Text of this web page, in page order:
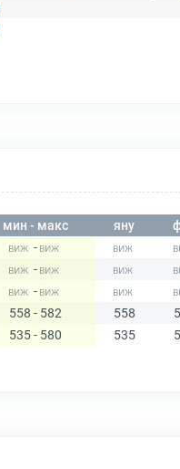
мин - макс яну
-
-
-
558 - 582 558
535 - 580 535